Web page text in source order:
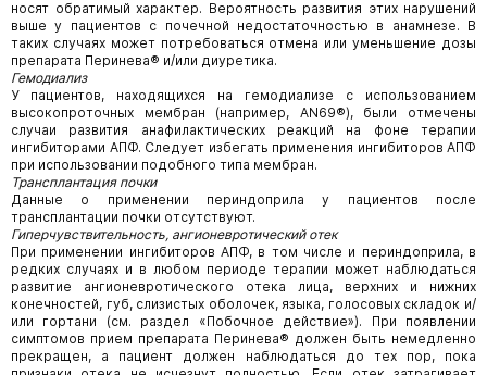
носят обратимый характер. Вероятность развития этих нарушений
выше у пациентов с почечной недостаточностью в анамнезе. В
таких случаях может потребоваться отмена или уменьшение дозы
препарата Перинева® и/или диуретика.
Гемодиализ
У пациентов, находящихся на гемодиализе с использованием
высокопроточных мембран (например, AN69®), были отмечены
случаи развития анафилактических реакций на фоне терапии
ингибиторами АПФ. Следует избегать применения ингибиторов АПФ
при использовании подобного типа мембран.
Трансплантация почки
Данные о применении периндоприла у пациентов после
трансплантации почки отсутствуют.
Гиперчувствительность, ангионевротический отек
При применении ингибиторов АПФ, в том числе и периндоприла, в
редких случаях и в любом периоде терапии может наблюдаться
развитие ангионевротического отека лица, верхних и нижних
конечностей, губ, слизистых оболочек, языка, голосовых складок и/
или гортани (см. раздел «Побочное действие»). При появлении
симптомов прием препарата Перинева® должен быть немедленно
прекращен, а пациент должен наблюдаться до тех пор, пока